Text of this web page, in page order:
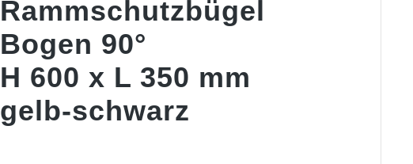
Rammschutzbügel
Bogen 90°
H 600 x L 350 mm
gelb-schwarz